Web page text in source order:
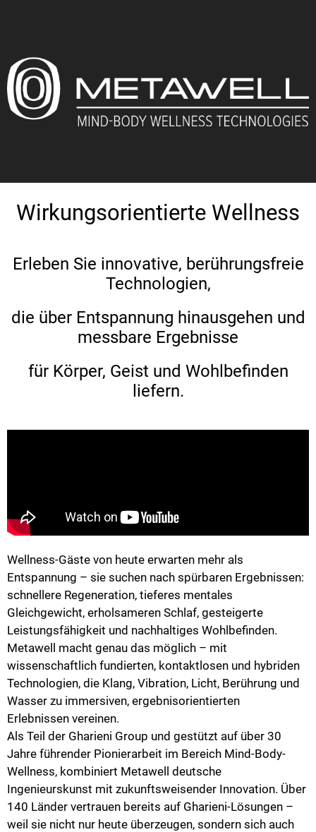
Wirkungsorientierte Wellness
Erleben Sie innovative, berührungsfreie
Technologien,
die über Entspannung hinausgehen und
messbare Ergebnisse
für Körper, Geist und Wohlbefinden
liefern.
Wellness-Gäste von heute erwarten mehr als
Entspannung – sie suchen nach spürbaren Ergebnissen:
schnellere Regeneration, tieferes mentales
Gleichgewicht, erholsameren Schlaf, gesteigerte
Leistungsfähigkeit und nachhaltiges Wohlbefinden.
Metawell macht genau das möglich – mit
wissenschaftlich fundierten, kontaktlosen und hybriden
Technologien, die Klang, Vibration, Licht, Berührung und
Wasser zu immersiven, ergebnisorientierten
Erlebnissen vereinen.
Als Teil der Gharieni Group und gestützt auf über 30
Jahre führender Pionierarbeit im Bereich Mind-Body-
Wellness, kombiniert Metawell deutsche
Ingenieurskunst mit zukunftsweisender Innovation. Über
140 Länder vertrauen bereits auf Gharieni-Lösungen –
weil sie nicht nur heute überzeugen, sondern sich auch